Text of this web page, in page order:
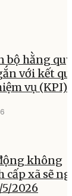
bộ hằng quý
với kết
vụ (KPI)
không
cấp xã sẽ
5/2026